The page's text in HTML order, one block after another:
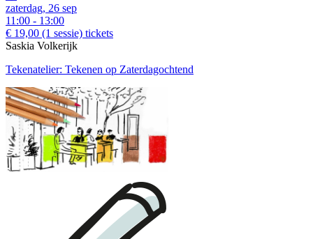
zaterdag, 26 sep
11:00 - 13:00
€ 19,00 (1 sessie) tickets
Saskia Volkerijk
Tekenatelier: Tekenen op Zaterdagochtend